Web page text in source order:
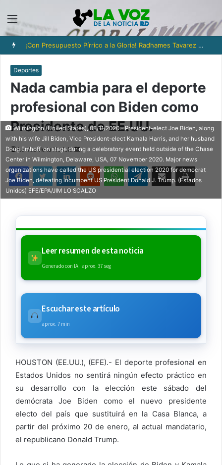
Menú
¡Con Presupuesto Pírrico a la Gloria! Radhames Tavarez y la Hazaña Dorada de la Natación Dominicana
Deportes
Nada cambia para el deporte
profesional con Biden como
Presidente de EE.UU.
La Voz de la Noticia
Send
an
email
FacebookTwitter LinkedInReddit WhatsAppTelegramCompartir via Email Imprimi
Wilmington (United States), 08/11/2020.- President-elect Joe Biden, along
with his wife Jill Biden, Vice President-elect Kamala Harris, and her husband
Doug Emhoff, on stage during a celebratory event held outside of the Chase
Center in Wilmington, Delaware, USA, 07 November 2020. Major news
organizations have called the US presidential election 2020 for democrat
Joe Biden, defeating incumbent US President Donald J. Trump. (Estados
Unidos) EFE/EPA/JIM LO SCALZO
Leer resumen de esta noticia
Generado con IA · aprox. 37 seg
Escuchar este artículo
aprox. 7 min
HOUSTON (EE.UU.), (EFE).- El deporte profesional en
Estados Unidos no sentirá ningún efecto práctico en
su desarrollo con la elección este sábado del
demócrata Joe Biden como el nuevo presidente
electo del país que sustituirá en la Casa Blanca, a
partir del próximo 20 de enero, al actual mandatario,
el republicano Donald Trump.